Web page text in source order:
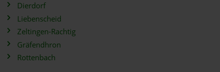
Dierdorf
Liebenscheid
Zeltingen-Rachtig
Gräfendhron
Rottenbach